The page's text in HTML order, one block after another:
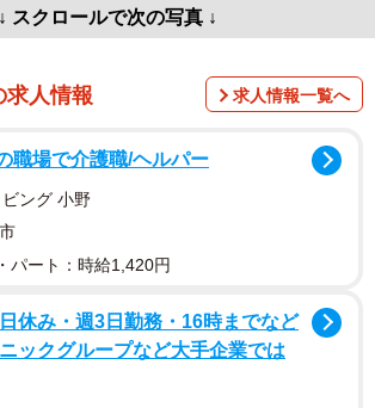
↓ スクロールで次の写真 ↓
求人情報 求人情報一覧へ
職場で介護職/ヘルパー
ング 小野
パート：時給1,420円
休み・週3日勤務・16時までなど
ックグループなど大手企業では